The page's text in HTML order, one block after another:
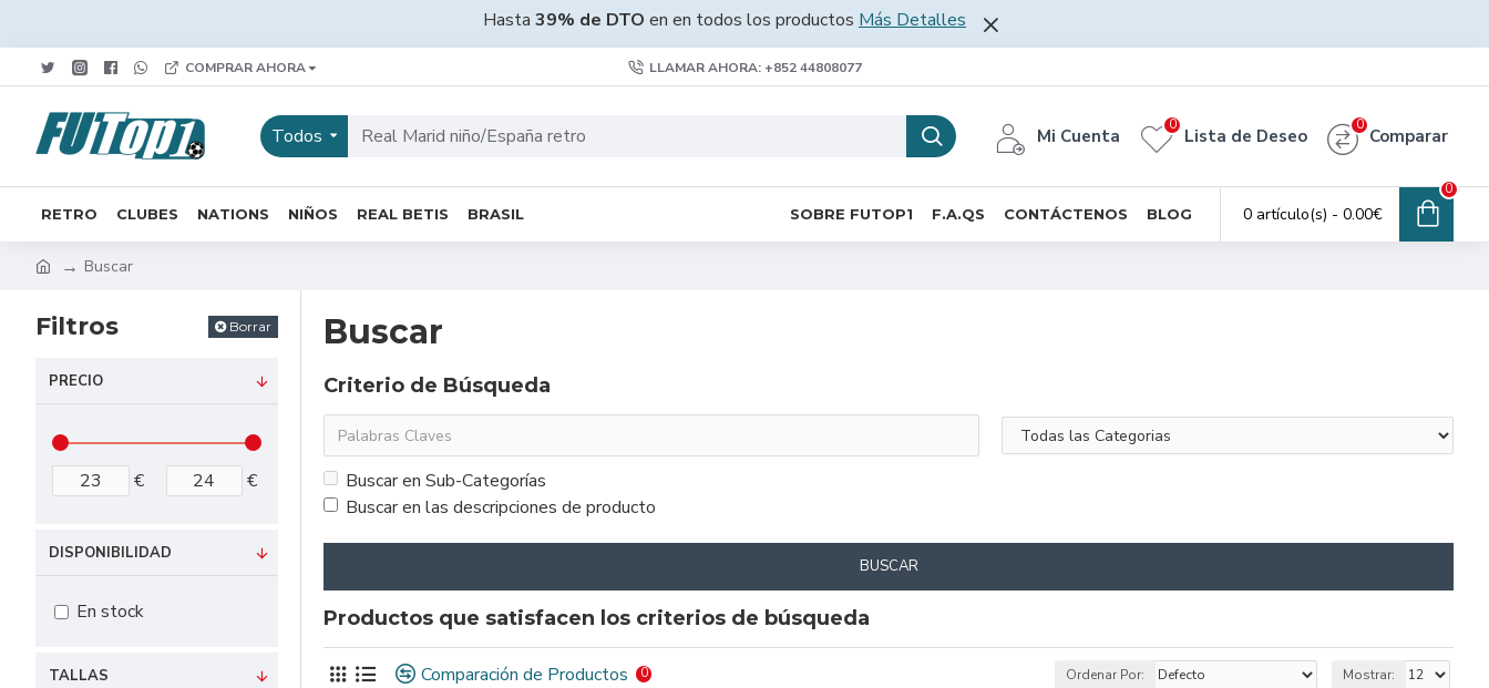
Hasta 39% de DTO en en todos los productos Más Detalles
COMPRAR AHORA LLAMAR AHORA: +852 44808077
Todos Mi Cuenta Lista de Deseo
0
Comparar
0
RETRO CLUBES NATIONS NIÑOS REAL BETIS BRASIL SOBRE FUTOP1 F.A.QS CONTÁCTENOS BLOG 0 artículo(s) - 0.00€
0
Buscar
Filtros Borrar
PRECIO
€ €
TALLAS
DISPONIBILIDAD
En stock
Buscar
Criterio de Búsqueda
Buscar en Sub-Categorías
Buscar en las descripciones de producto
BUSCAR
Productos que satisfacen los criterios de búsqueda
Comparación de Productos 0 Ordenar Por: Mostrar: